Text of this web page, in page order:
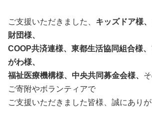
ご支援いただきました、 キッズドア様
財団様、
COOP共済連様、東都生活協同組合様
がわ様、
福祉医療機構様、中央共同募金会様、
ご寄附やボランティアで
ご支援いただきました皆様、誠にあり